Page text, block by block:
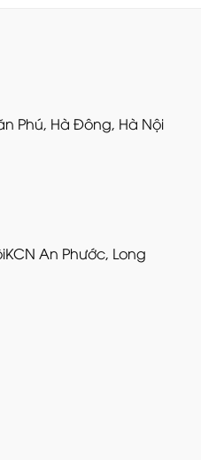
Phú, Hà Đông, Hà Nội
KCN An Phước, Long